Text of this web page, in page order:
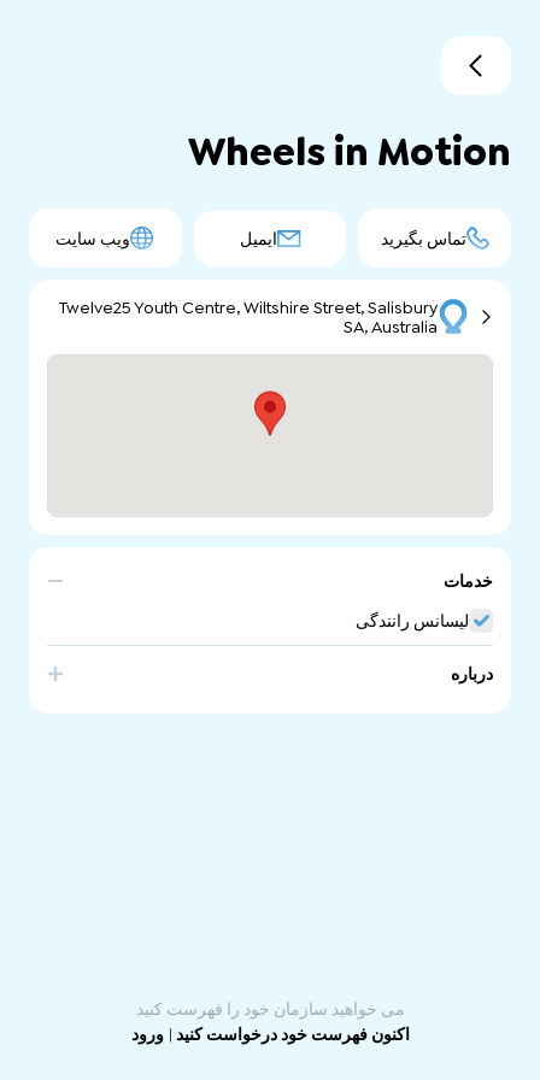
Wheels in Motion
تماس بگیرید ایمیل ویب سایت
Twelve25 Youth Centre, Wiltshire Street, Salisbury
SA, Australia
خدمات
لیسانس رانندگی
درباره
می خواهید سازمان خود را فهرست کنید
اکنون فهرست خود درخواست کنید |ورود